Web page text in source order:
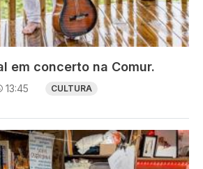
em concerto na Comur.
13:45 CULTURA